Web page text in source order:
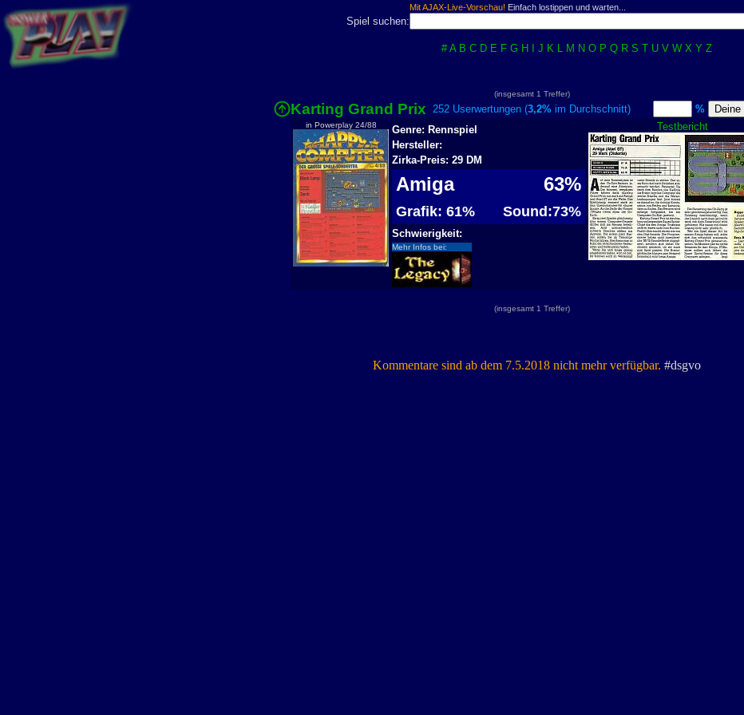
Mit AJAX-Live-Vorschau! Einfach lostippen und warten...
Spiel suchen:
# A B C D E F G H J K L M N O P Q R S T U V W X Y Z
(insgesamt 1 Treffer)
Karting Grand Prix 252 Userwertungen (3,2% im Durchschnitt) %
in Powerplay 24/88 Testbericht
Genre: Rennspiel
Hersteller:
Zirka-Preis: 29 DM
Amiga 63%
Grafik: 61% Sound:73%
Schwierigkeit:
Mehr Infos bei:
(insgesamt 1 Treffer)
Kommentare sind ab dem 7.5.2018 nicht mehr verfügbar. #dsgvo